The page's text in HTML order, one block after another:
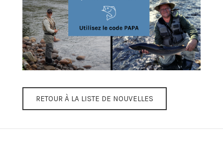
RETOUR À LA LISTE DE NOUVELLES